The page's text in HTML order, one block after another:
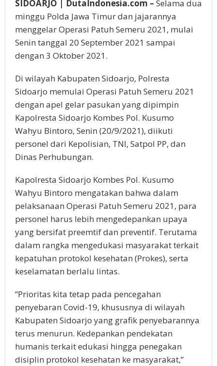
SIDOARJO | DutaIndonesia.com – Selama dua
minggu Polda Jawa Timur dan jajarannya
menggelar Operasi Patuh Semeru 2021, mulai
Senin tanggal 20 September 2021 sampai
dengan 3 Oktober 2021.
Di wilayah Kabupaten Sidoarjo, Polresta
Sidoarjo memulai Operasi Patuh Semeru 2021
dengan apel gelar pasukan yang dipimpin
Kapolresta Sidoarjo Kombes Pol. Kusumo
Wahyu Bintoro, Senin (20/9/2021), diikuti
personel dari Kepolisian, TNI, Satpol PP, dan
Dinas Perhubungan.
Kapolresta Sidoarjo Kombes Pol. Kusumo
Wahyu Bintoro mengatakan bahwa dalam
pelaksanaan Operasi Patuh Semeru 2021, para
personel harus lebih mengedepankan upaya
yang bersifat preemtif dan preventif. Terutama
dalam rangka mengedukasi masyarakat terkait
kepatuhan protokol kesehatan (Prokes), serta
keselamatan berlalu lintas.
“Prioritas kita tetap pada pencegahan
penyebaran Covid-19, khususnya di wilayah
Kabupaten Sidoarjo yang grafik penyebarannya
terus menurun. Kedepankan pendekatan
humanis terkait edukasi hingga penegakan
disiplin protokol kesehatan ke masyarakat,”